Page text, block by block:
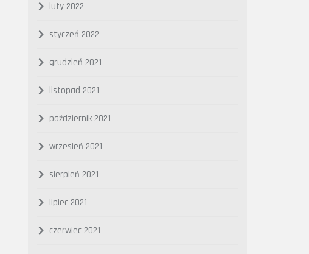
luty 2022
styczeń 2022
grudzień 2021
listopad 2021
październik 2021
wrzesień 2021
sierpień 2021
lipiec 2021
czerwiec 2021